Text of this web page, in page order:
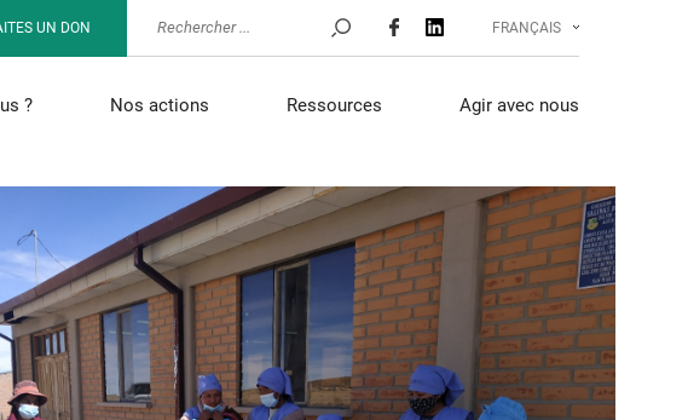
UN DON FRANÇAIS
? Nos actions Ressources Agir avec nous